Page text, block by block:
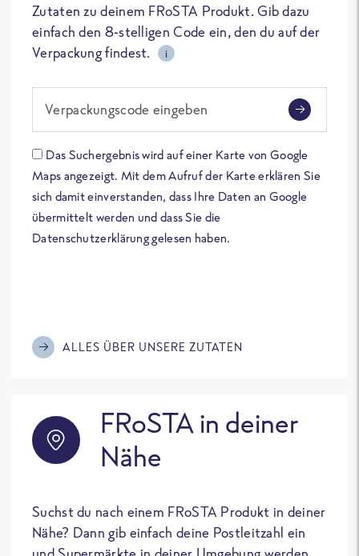
Zutaten zu deinem FRoSTA Produkt. Gib dazu
einfach den 8-stelligen Code ein, den du auf der
Verpackung findest.
i
Verpackungscode eingeben
Das Suchergebnis wird auf einer Karte von Google
Maps angezeigt. Mit dem Aufruf der Karte erklären Sie
sich damit einverstanden, dass Ihre Daten an Google
übermittelt werden und dass Sie die
Datenschutzerklärung gelesen haben.
ALLES ÜBER UNSERE ZUTATEN
FRoSTA in deiner
Nähe
Suchst du nach einem FRoSTA Produkt in deiner
Nähe? Dann gib einfach deine Postleitzahl ein